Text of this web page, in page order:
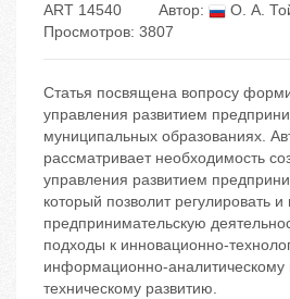
ART 14540 Автор:
О. А.
Просмотров: 3807
Статья посвящена вопросу
управления развитием
муниципальных образованиях.
рассматривает необходимость
управления развитием
который позволит регулировать
предпринимательскую
подходы к инновационно-
информационно-аналитическому
техническому развитию.